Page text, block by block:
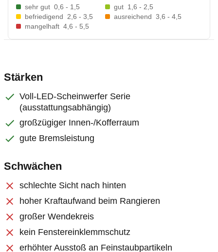
sehr gut 0,6 - 1,5 gut 1,6 - 2,5
befriedigend
2,6 - 3,5 ausreichend 3,6 - 4,5
mangelhaft 4,6 - 5,5
Stärken
Voll-LED-Scheinwerfer Serie
(ausstattungsabhängig)
großzügiger Innen-/Kofferraum
gute Bremsleistung
Schwächen
schlechte Sicht nach hinten
hoher Kraftaufwand beim Rangieren
großer Wendekreis
kein Fenstereinklemmschutz
erhöhter Ausstoß an Feinstaubpartikeln